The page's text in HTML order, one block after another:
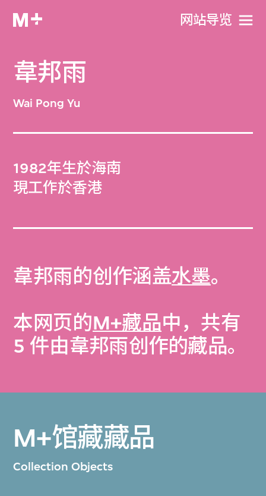
网站导览
韋邦雨
Wai Pong Yu
1982年生於海南
現工作於香港
韋邦雨的创作涵盖水墨。
本网页的M+藏品中，共有
5 件由韋邦雨创作的藏品。
M+馆藏藏品
Collection Objects